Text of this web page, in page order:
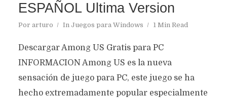
ESPAÑOL Ultima Version
Por arturo In Juegos para Windows 1 Min Read
Descargar Among US Gratis para PC
INFORMACION Among US es la nueva
sensación de juego para PC, este juego se ha
hecho extremadamente popular especialmente